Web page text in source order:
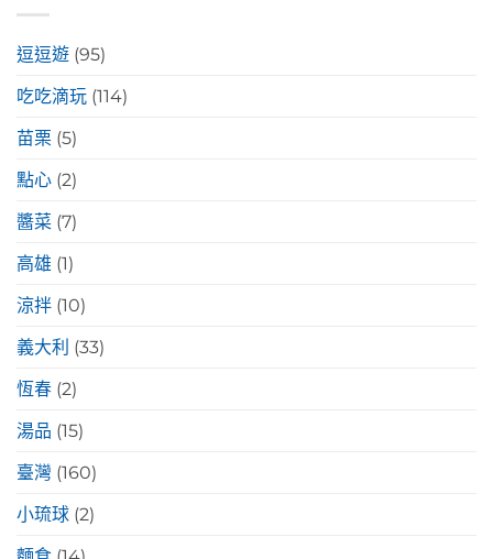
逗逗遊 (95)
吃吃滴玩 (114)
苗栗 (5)
點心 (2)
醬菜 (7)
高雄 (1)
涼拌 (10)
義大利 (33)
恆春 (2)
湯品 (15)
臺灣 (160)
小琉球 (2)